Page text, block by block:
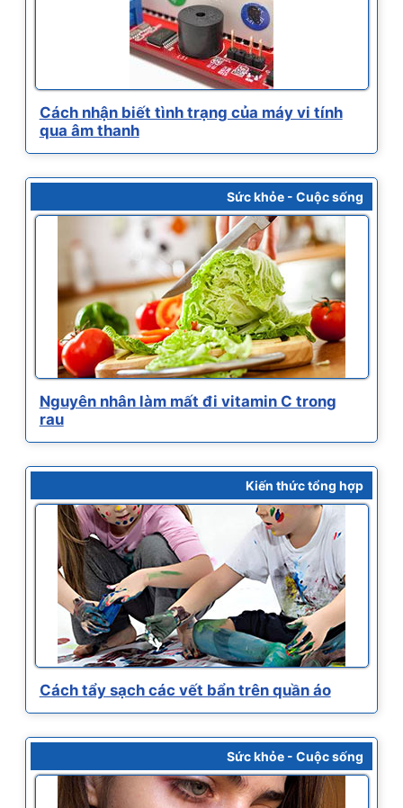
Cách nhận biết tình trạng của máy vi tính
qua âm thanh
Sức khỏe - Cuộc sống
Nguyên nhân làm mất đi vitamin C trong
rau
Kiến thức tổng hợp
Cách tẩy sạch các vết bẩn trên quần áo
Sức khỏe - Cuộc sống